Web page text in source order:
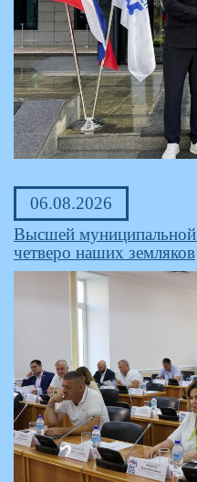
06.08.2026
Высшей муниципальной
четверо наших земляков